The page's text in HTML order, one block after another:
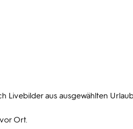
Livebilder aus ausgewählten
Ort.